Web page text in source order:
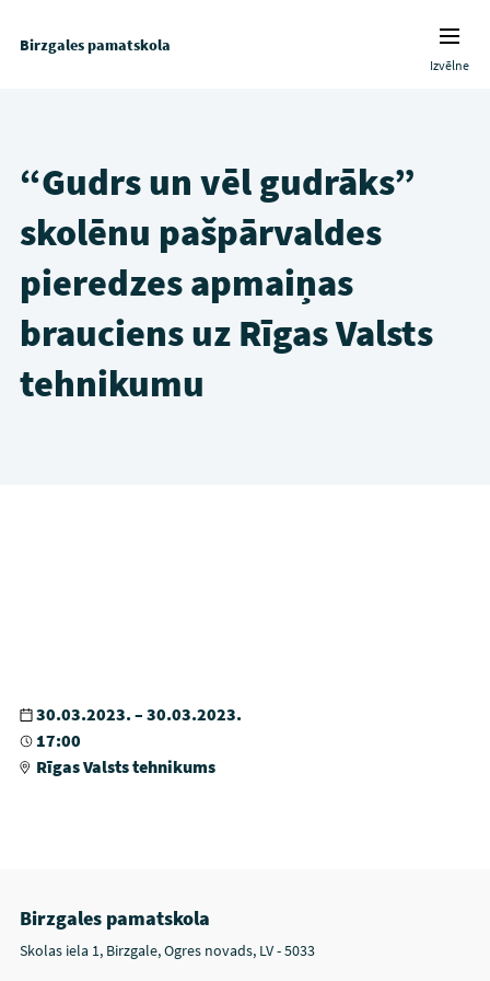
Birzgales pamatskola
Izvēlne
“Gudrs un vēl gudrāks”
skolēnu pašpārvaldes
pieredzes apmaiņas
brauciens uz Rīgas Valsts
tehnikumu
30.03.2023. – 30.03.2023.
17:00
Rīgas Valsts tehnikums
Birzgales pamatskola
Skolas iela 1, Birzgale, Ogres novads, LV - 5033